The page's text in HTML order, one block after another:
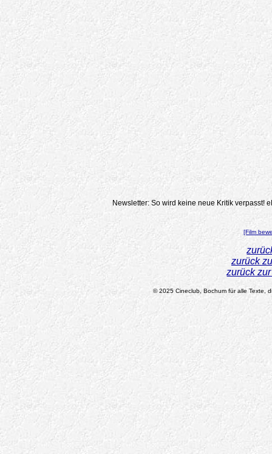
Newsletter: So wird keine neue Kritik verpasst!
[Film
zurück
zurück
© 2025 Cineclub, Bochum für alle Texte,